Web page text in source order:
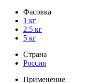
Фасовка
1 кг
2.5 кг
5 кг
Страна
Россия
Применение